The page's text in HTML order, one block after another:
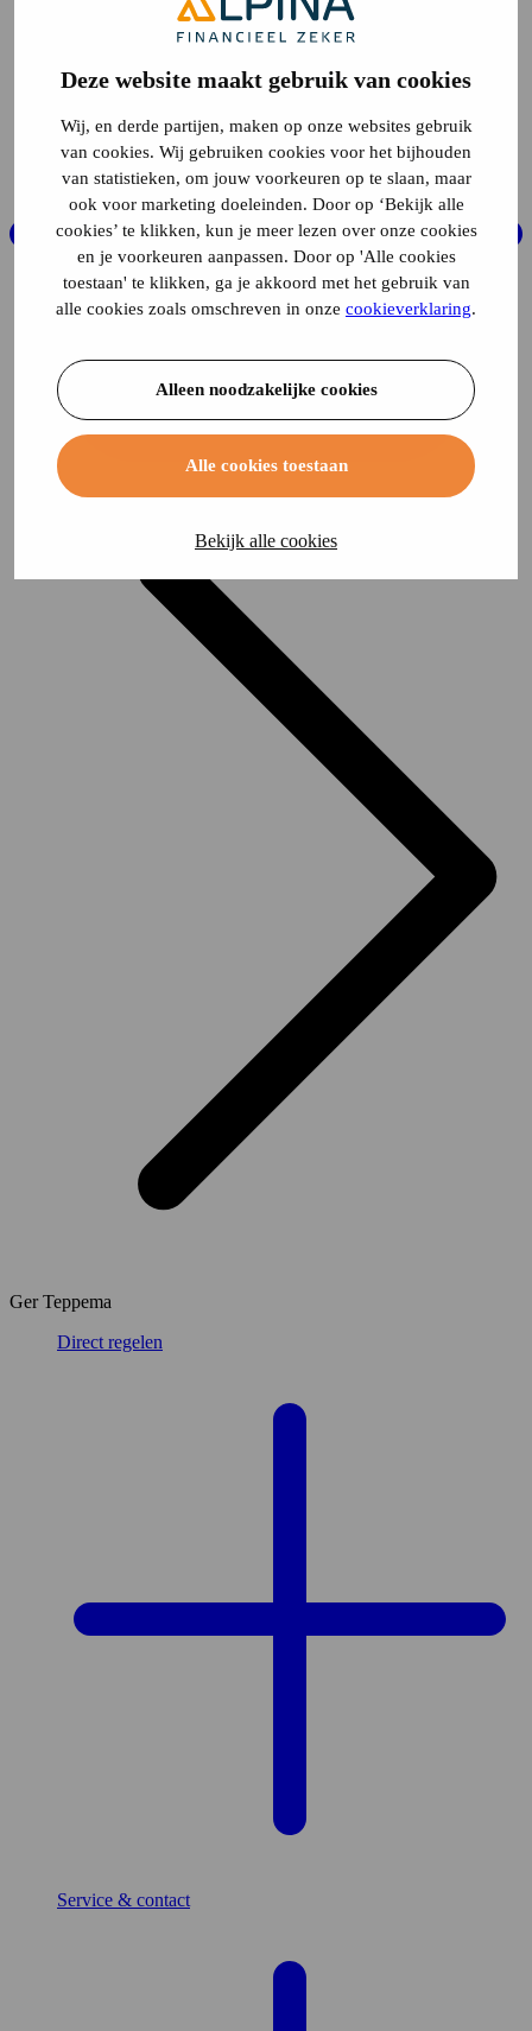
Deze website maakt gebruik van cookies
Wij, en derde partijen, maken op onze websites gebruik
van cookies. Wij gebruiken cookies voor het bijhouden
van statistieken, om jouw voorkeuren op te slaan, maar
ook voor marketing doeleinden. Door op ‘Bekijk alle
cookies’ te klikken, kun je meer lezen over onze cookies
en je voorkeuren aanpassen. Door op 'Alle cookies
toestaan' te klikken, ga je akkoord met het gebruik van
alle cookies zoals omschreven in onze cookieverklaring.
Alleen noodzakelijke cookies
Alle cookies toestaan
Bekijk alle cookies
Ger Teppema
Direct regelen
Service & contact